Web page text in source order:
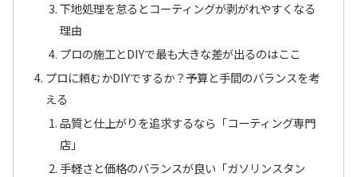
下地処理を怠るとコーティングが剥がれやすくなる
理由
プロの施工とDIYで最も大きな差が出るのはここ
プロに頼むかDIYでするか？予算と手間のバランスを考
える
品質と仕上がりを追求するなら「コーティング専門
店」
手軽さと価格のバランスが良い「ガソリンスタン